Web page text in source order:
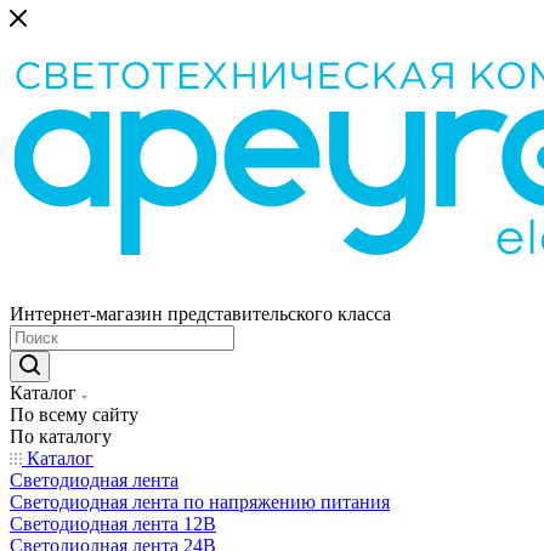
Интернет-магазин представительского класса
Каталог
По всему сайту
По каталогу
Каталог
Светодиодная лента
Светодиодная лента по напряжению питания
Светодиодная лента 12В
Светодиодная лента 24В